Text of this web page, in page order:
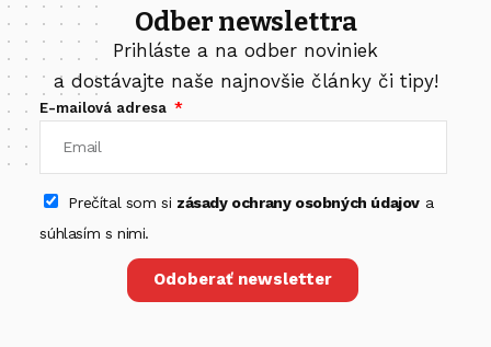
Odber newslettra
Prihláste a na odber noviniek
a dostávajte naše najnovšie články či tipy!
E-mailová adresa
Prečítal som si zásady ochrany osobných údajova
súhlasím s nimi.
Odoberať newsletter